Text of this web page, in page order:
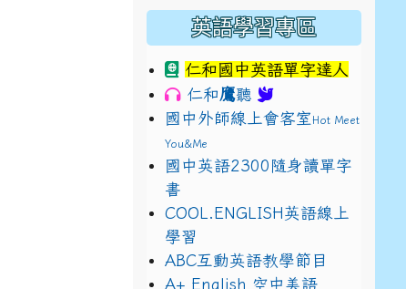
英語學習專區
仁和國中英語單字達人
仁和鷹聽
國中外師線上會客室Hot Meet
You&Me
國中英語2300隨身讀單字
書
COOL.ENGLISH英語線上
學習
ABC互動英語教學節目
A+ English 空中美語